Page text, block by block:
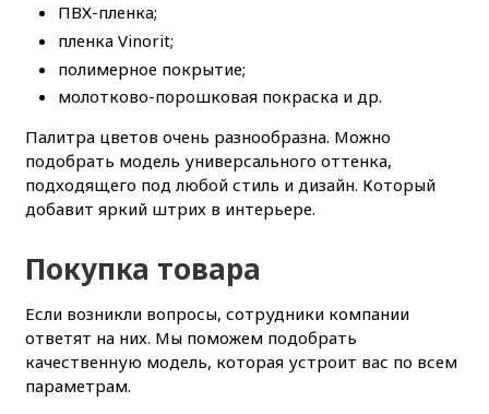
ПВХ-пленка;
пленка Vinorit;
полимерное покрытие;
молотково-порошковая покраска и др.
Палитра цветов очень разнообразна. Можно
подобрать модель универсального оттенка,
подходящего под любой стиль и дизайн. Который
добавит яркий штрих в интерьере.
Покупка товара
Если возникли вопросы, сотрудники компании
ответят на них. Мы поможем подобрать
качественную модель, которая устроит вас по всем
параметрам.